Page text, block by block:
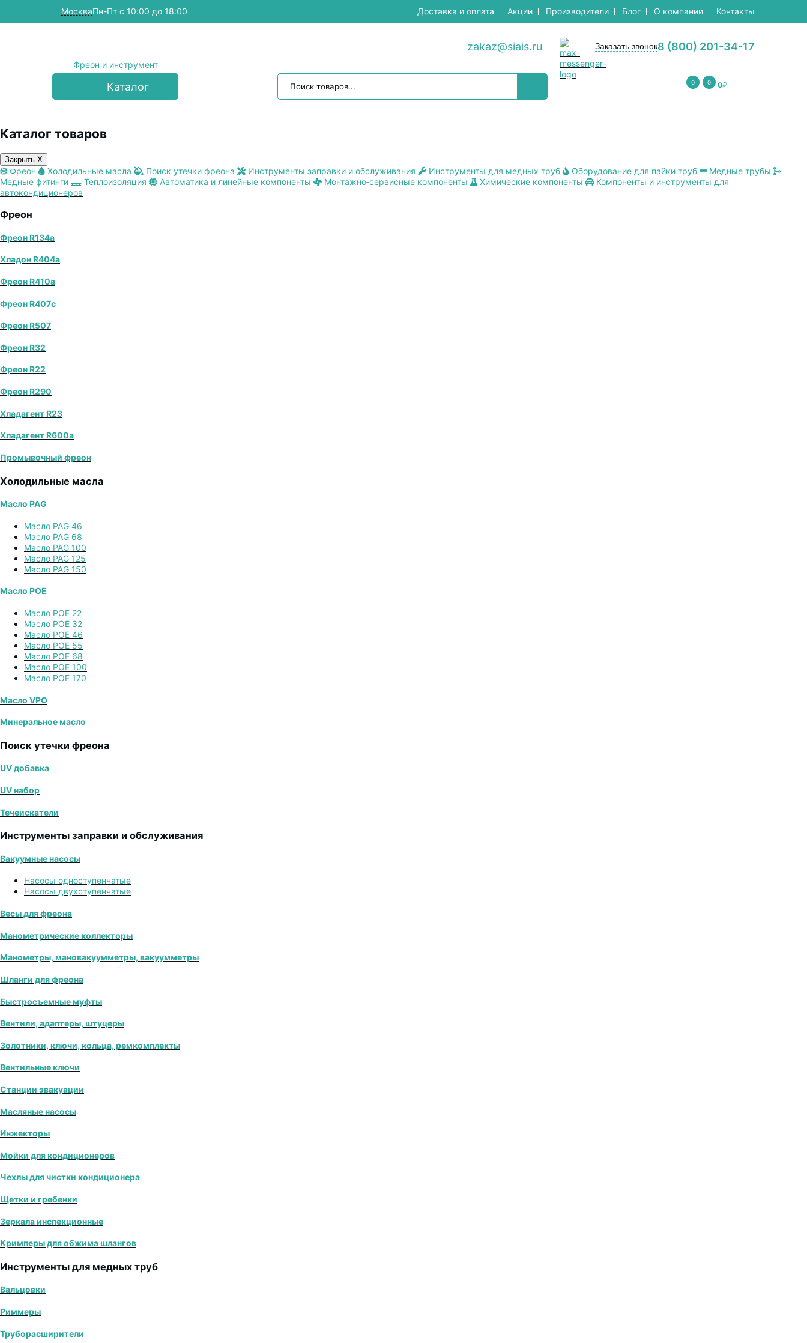
МоскваПн-Пт с 10:00 до 18:00 Доставка и оплата Акции Производители Блог О компании Контакты
Фреон и инструмент
zakaz@siais.ru 8 (800) 201-34-17
Заказать звонок
Каталог 0 0 0₽
Каталог товаров
Закрыть X
Фреон Холодильные масла Поиск утечки фреона Инструменты заправки и обслуживания Инструменты для медных труб Оборудование для пайки труб
Медные трубы
Медные фитинги
Теплоизоляция Автоматика и линейные компоненты Монтажно‑сервисные компоненты Химические компоненты
Компоненты и инструменты для
автокондиционеров
Фреон
Фреон R134a
Хладон R404a
Фреон R410a
Фреон R407с
Фреон R507
Фреон R32
Фреон R22
Фреон R290
Хладагент R23
Хладагент R600a
Промывочный фреон
Холодильные масла
Масло PAG
Масло PAG 46
Масло PAG 68
Масло PAG 100
Масло PAG 125
Масло PAG 150
Масло POE
Масло POE 22
Масло POE 32
Масло POE 46
Масло POE 55
Масло POE 68
Масло POE 100
Масло POE 170
Масло VPO
Минеральное масло
Поиск утечки фреона
UV добавка
UV набор
Течеискатели
Инструменты заправки и обслуживания
Вакуумные насосы
Насосы одноступенчатые
Насосы двухступенчатые
Весы для фреона
Манометрические коллекторы
Манометры, мановакуумметры, вакуумметры
Шланги для фреона
Быстросъемные муфты
Вентили, адаптеры, штуцеры
Золотники, ключи, кольца, ремкомплекты
Вентильные ключи
Станции эвакуации
Масляные насосы
Инжекторы
Мойки для кондиционеров
Чехлы для чистки кондиционера
Щетки и гребенки
Зеркала инспекционные
Кримперы для обжима шлангов
Инструменты для медных труб
Вальцовки
Риммеры
Труборасширители